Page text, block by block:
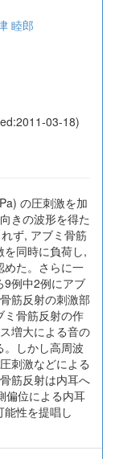
睦郎
03-18)
の圧刺激を加
きの波形を得た
ず, アブミ骨筋
を同時に負荷し,
めた。さらに一
9例中2例にアブ
筋反射の刺激部
ミ骨筋反射の作
増大による音の
しかし高周波
刺激などによる
筋反射は内耳へ
偏位による内耳
性を提唱し